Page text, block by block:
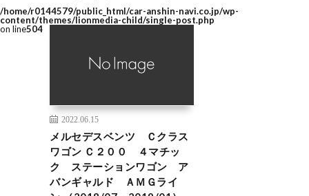
/home/r0144579/public_html/car-anshin-navi.co.jp/wp-
content/themes/lionmedia-child/single-post.php
on line504
2022.06.15
メルセデスベンツ Ｃクラス
ワゴン Ｃ２００ ４マチッ
ク ステーションワゴン ア
バンギャルド ＡＭＧライ